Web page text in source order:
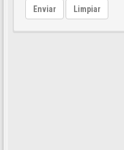
Enviar Limpiar